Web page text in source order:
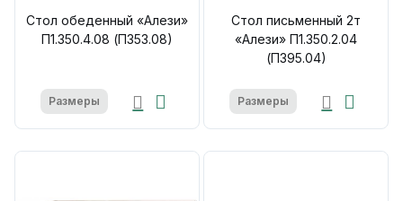
Стол обеденный «Алези»
П1.350.4.08 (П353.08)
Размеры
Стол письменный 2т
«Алези» П1.350.2.04
(П395.04)
Размеры